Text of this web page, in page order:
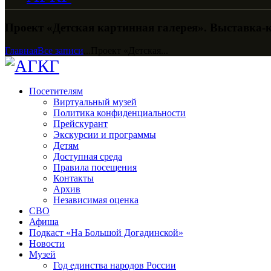
ГлавнаяВсе записи
Посетителям
Виртуальный музей
Политика конфиденциальности
Прейскурант
Экскурсии и программы
Детям
Доступная среда
Правила посещения
Контакты
Архив
Независимая оценка
СВО
Афиша
Подкаст «На Большой Догадинской»
Новости
Музей
Год единства народов России